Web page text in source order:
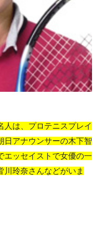
人は、プロテニスプレイ
日アナウンサーの木下智
エッセイストで女優の一
玲奈さんなどがいま